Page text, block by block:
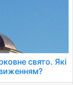
свято. Які